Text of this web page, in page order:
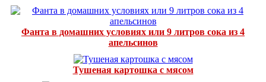
Фанта в домашних условиях или 9 литров сока из 4
апельсинов
Тушеная картошка с мясом